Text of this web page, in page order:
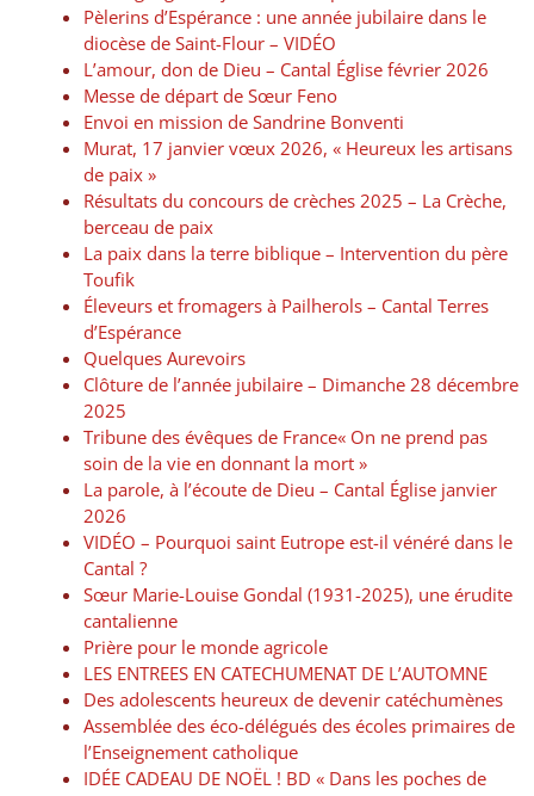
Pèlerins d’Espérance : une année jubilaire dans le
diocèse de Saint-Flour – VIDÉO
L’amour, don de Dieu – Cantal Église février 2026
Messe de départ de Sœur Feno
Envoi en mission de Sandrine Bonventi
Murat, 17 janvier vœux 2026, « Heureux les artisans
de paix »
Résultats du concours de crèches 2025 – La Crèche,
berceau de paix
La paix dans la terre biblique – Intervention du père
Toufik
Éleveurs et fromagers à Pailherols – Cantal Terres
d’Espérance
Quelques Aurevoirs
Clôture de l’année jubilaire – Dimanche 28 décembre
2025
Tribune des évêques de France« On ne prend pas
soin de la vie en donnant la mort »
La parole, à l’écoute de Dieu – Cantal Église janvier
2026
VIDÉO – Pourquoi saint Eutrope est-il vénéré dans le
Cantal ?
Sœur Marie-Louise Gondal (1931-2025), une érudite
cantalienne
Prière pour le monde agricole
LES ENTREES EN CATECHUMENAT DE L’AUTOMNE
Des adolescents heureux de devenir catéchumènes
Assemblée des éco-délégués des écoles primaires de
l’Enseignement catholique
IDÉE CADEAU DE NOËL ! BD « Dans les poches de